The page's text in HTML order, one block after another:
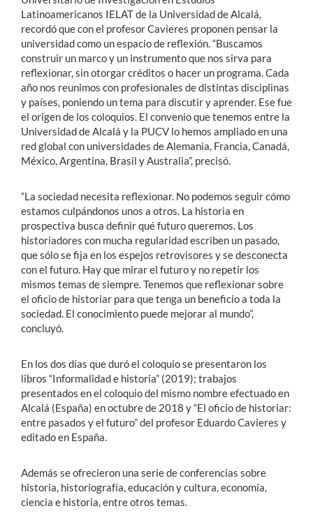
Latinoamericanos IELAT de la Universidad de Alcalá,
recordó que con el profesor Cavieres proponen pensar la
universidad como un espacio de reflexión. “Buscamos
construir un marco y un instrumento que nos sirva para
reflexionar, sin otorgar créditos o hacer un programa. Cada
año nos reunimos con profesionales de distintas disciplinas
y países, poniendo un tema para discutir y aprender. Ese fue
el origen de los coloquios. El convenio que tenemos entre la
Universidad de Alcalá y la PUCV lo hemos ampliado en una
red global con universidades de Alemania, Francia, Canadá,
México, Argentina, Brasil y Australia”, precisó.
“La sociedad necesita reflexionar. No podemos seguir cómo
estamos culpándonos unos a otros. La historia en
prospectiva busca definir qué futuro queremos. Los
historiadores con mucha regularidad escriben un pasado,
que sólo se fija en los espejos retrovisores y se desconecta
con el futuro. Hay que mirar el futuro y no repetir los
mismos temas de siempre. Tenemos que reflexionar sobre
el oficio de historiar para que tenga un beneficio a toda la
sociedad. El conocimiento puede mejorar al mundo”,
concluyó.
En los dos días que duró el coloquio se presentaron los
libros “Informalidad e historia” (2019); trabajos
presentados en el coloquio del mismo nombre efectuado en
Alcalá (España) en octubre de 2018 y “El oficio de historiar:
entre pasados y el futuro” del profesor Eduardo Cavieres y
editado en España.
Además se ofrecieron una serie de conferencias sobre
historia, historiografía, educación y cultura, economía,
ciencia e historia, entre otros temas.